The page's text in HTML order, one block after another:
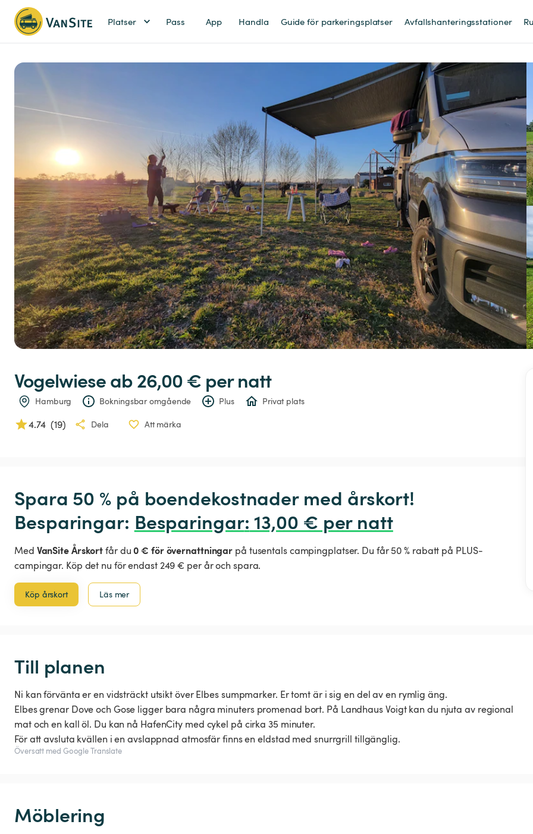
Platser Pass App Handla Guide för parkeringsplatser Avfallshanteringsstationer
Vogelwiese ab 26,00 € per natt
Hamburg Bokningsbar omgående Plus Privat plats
4.74 (19) Dela Att märka
Spara 50 % på boendekostnader med årskort!
Besparingar: Besparingar: 13,00 € per natt
Med VanSite Årskortfår du0 € för övernattningar på tusentals campingplatser. Du får 50 % rabatt på PLUS-
campingar. Köp det nu för endast 249 € per år och spara.
Köp årskort Läs mer
Till planen
Ni kan förvänta er en vidsträckt utsikt över Elbes sumpmarker. Er tomt är i sig en del av en rymlig äng.
Elbes grenar Dove och Gose ligger bara några minuters promenad bort. På Landhaus Voigt kan du njuta av regional
mat och en kall öl. Du kan nå HafenCity med cykel på cirka 35 minuter.
För att avsluta kvällen i en avslappnad atmosfär finns en eldstad med snurrgrill tillgänglig.
Översatt med Google Translate
Möblering